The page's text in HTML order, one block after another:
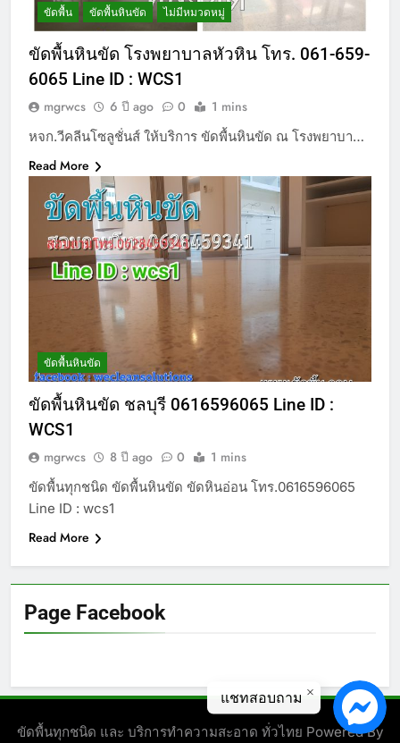
ขัดพื้น ขัดพื้นหินขัด ไม่มีหมวดหมู่
ขัดพื้นหินขัด โรงพยาบาลหัวหิน โทร. 061-659-
6065 Line ID : WCS1
mgrwcs 6 ปี ago 0 1 mins
หจก.วีคลีนโซลูชั่นส์ ให้บริการ ขัดพื้นหินขัด ณ โรงพยาบา…
Read More
ขัดพื้นหินขัด
ขัดพื้นหินขัด ชลบุรี 0616596065 Line ID :
WCS1
mgrwcs 8 ปี ago 0 1 mins
ขัดพื้นทุกชนิด ขัดพื้นหินขัด ขัดหินอ่อน โทร.0616596065
Line ID : wcs1
Read More
Page Facebook
ขัดพื้นทุกชนิด และ บริการทำความสะอาด ทั่วไทย Powered By
แชทสอบถาม